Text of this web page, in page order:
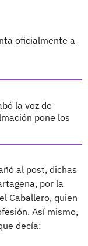
oficialmente a
la voz de
pone los
al post, dichas
por la
Caballero, quien
Así mismo,
decía: